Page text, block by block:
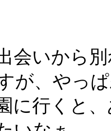
会いから別
が、やっ
に行くと